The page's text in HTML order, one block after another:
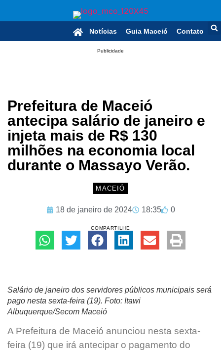
Notícias Guia Maceió Contato
Publicidade
Prefeitura de Maceió
antecipa salário de janeiro e
injeta mais de R$ 130
milhões na economia local
durante o Massayo Verão.
MACEIÓ
18 de janeiro de 2024 18:35 0
COMPARTILHE
Salário de janeiro dos servidores públicos municipais será
pago nesta sexta-feira (19). Foto: Itawi
Albuquerque/Secom Maceió
A Prefeitura de Maceió anunciou nesta sexta-
feira (19) que irá antecipar o pagamento do